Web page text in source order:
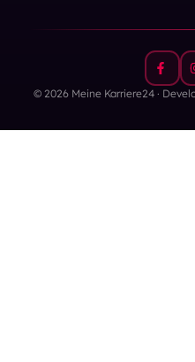
© 2026 Meine Karriere24 ·